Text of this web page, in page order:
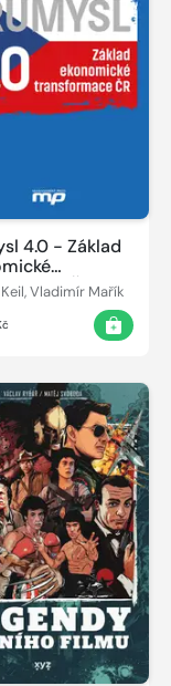
4.0 - Základ
ČR
Vladimír Mařík